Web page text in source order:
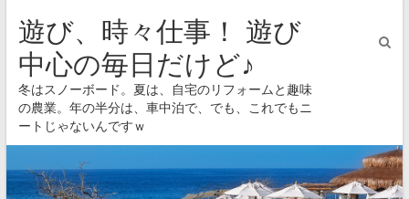
遊び、時々仕事！ 遊び
中心の毎日だけど♪
冬はスノーボード。夏は、自宅のリフォームと趣味
の農業。年の半分は、車中泊で、でも、これでもニ
ートじゃないんですｗ